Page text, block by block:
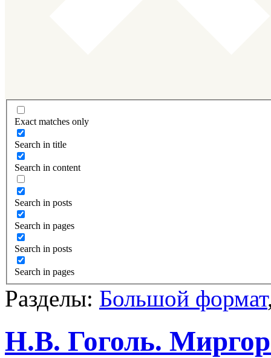
Exact matches only
Search in title
Search in content
Search in posts
Search in pages
Search in posts
Search in pages
Разделы: Большой формат
Н.В. Гоголь.